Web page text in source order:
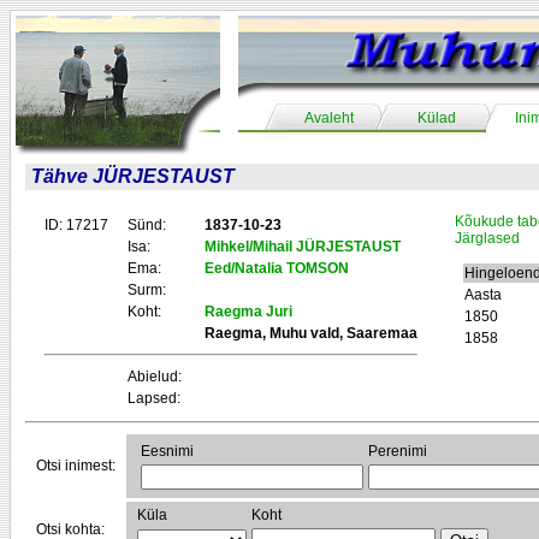
Avaleht Külad
Tähve JÜRJESTAUST
ID: 17217 Sünd:
1837-10-23
Isa:
Mihkel/Mihail JÜRJESTAUST
Ema:
Eed/Natalia TOMSON
Surm:
Koht:
Raegma Juri
Raegma, Muhu vald, Saaremaa
Abielud:
Lapsed:
Kõukude
Järglased
Aasta
1850
1858
Otsi inimest:
Eesnimi Perenimi
Otsi kohta:
Küla Koht